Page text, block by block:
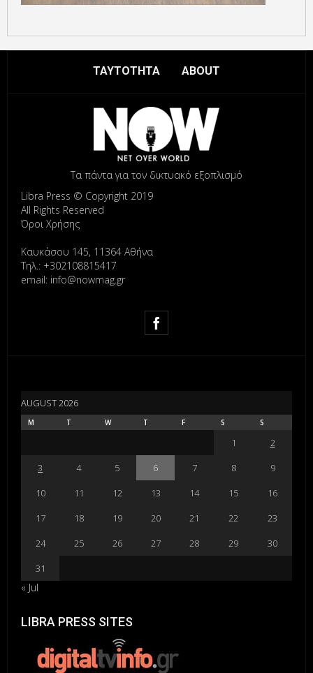
ΤΑΥΤΟΤΗΤΑ ABOUT
Τα πάντα για τον δικτυακό εξοπλισμό
Libra Press © Copyright 2019
All Rights Reserved
Όροι Χρήσης
Καυκάσου 145, 11364 Αθήνα
Τηλ.: +302108815417
email: info@nowmag.gr
AUGUST 2026
M T W T F S S
1
2
3
4 5 6 7 8
9
10
11 12 13 14 15
16
17
18 19 20 21 22
23
24
25 26 27 28 29
30
31
« Jul
LIBRA PRESS SITES